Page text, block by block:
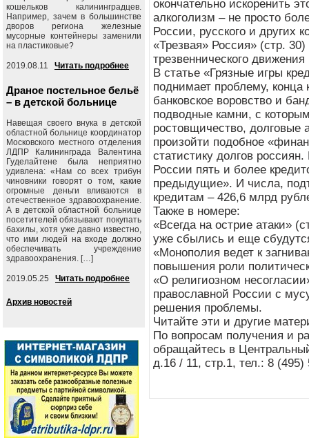
окончательно искоренить
алкоголизм – не просто
России, русского и других
«Трезвая» Россия» (стр.
трезвеннического
В статье «Грязные игры
поднимает проблему, конца
банковское воровство и
подводные камни, с
ростовщичество, долговые
произойти подобное
статистику долгов
России пять и более
предыдущие». И числа,
кредитам – 426,6 млрд
Также в номере:
«Всегда на острие атаки»
уже сбылись и еще
«Монополия ведет к
повышения роли
«О религиозном
православной России с
решения проблемы.
Читайте эти и другие
По вопросам получения и
обращайтесь в
д.16 / 11, стр.1, тел.: 8 (495)
кошельков калининградцев.
Например, зачем в большинстве
дворов региона железные
мусорные контейнеры заменили
на пластиковые?
2019.08.11 Читать подробнее
Драное постельное бельё
– в детской больнице
Навещая своего внука в детской
областной больнице координатор
Московского местного отделения
ЛДПР Калининграда Валентина
Гуделайтене была неприятно
удивлена: «Нам со всех трибун
чиновники говорят о том, какие
огромные деньги вливаются в
отечественное здравоохранение.
А в детской областной больнице
посетителей обязывают покупать
бахилы, хотя уже давно известно,
что ими людей на входе должно
обеспечивать учреждение
здравоохранения. […]
2019.05.25 Читать подробнее
Архив новостей